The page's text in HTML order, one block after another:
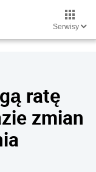
Serwisy
ratę
zmian